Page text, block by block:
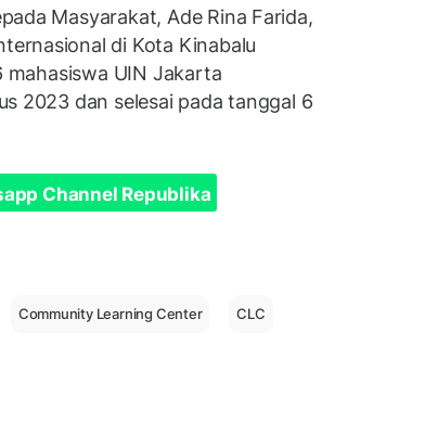
Masyarakat, Ade Rina Farida,
di Kota Kinabalu
mahasiswa UIN Jakarta
2023 dan selesai pada tanggal 6
Channel Republika
Community Learning Center CLC